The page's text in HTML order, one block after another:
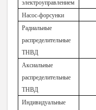
электроуправлением
Насос-форсунки
Радиальные
распределительные
ТНВД
Аксиальные
распределительные
ТНВД
Индивидуальные